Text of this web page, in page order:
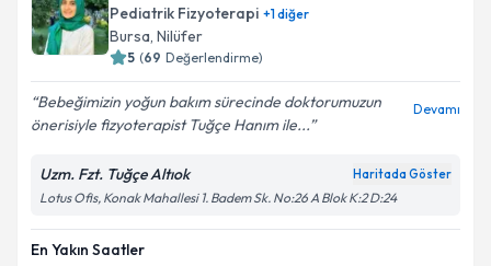
Pediatrik Fizyoterapi +1diğer
Bursa, Nilüfer
5 (69 Değerlendirme)
Bebeğimizin yoğun bakım sürecinde doktorumuzun
önerisiyle fizyoterapist Tuğçe Hanım ile...
Devamı
Uzm. Fzt. Tuğçe Altıok Haritada Göster
Lotus Ofis, Konak Mahallesi 1. Badem Sk. No:26 A Blok K:2 D:24
En Yakın Saatler